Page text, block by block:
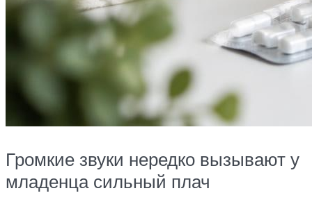
Громкие звуки нередко вызывают у
младенца сильный плач